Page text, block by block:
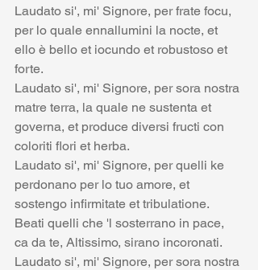
Laudato si', mi' Signore, per frate focu,
per lo quale ennallumini la nocte, et
ello è bello et iocundo et robustoso et
forte.
Laudato si', mi' Signore, per sora nostra
matre terra, la quale ne sustenta et
governa, et produce diversi fructi con
coloriti flori et herba.
Laudato si', mi' Signore, per quelli ke
perdonano per lo tuo amore, et
sostengo infirmitate et tribulatione.
Beati quelli che 'l sosterrano in pace,
ca da te, Altissimo, sirano incoronati.
Laudato si', mi' Signore, per sora nostra